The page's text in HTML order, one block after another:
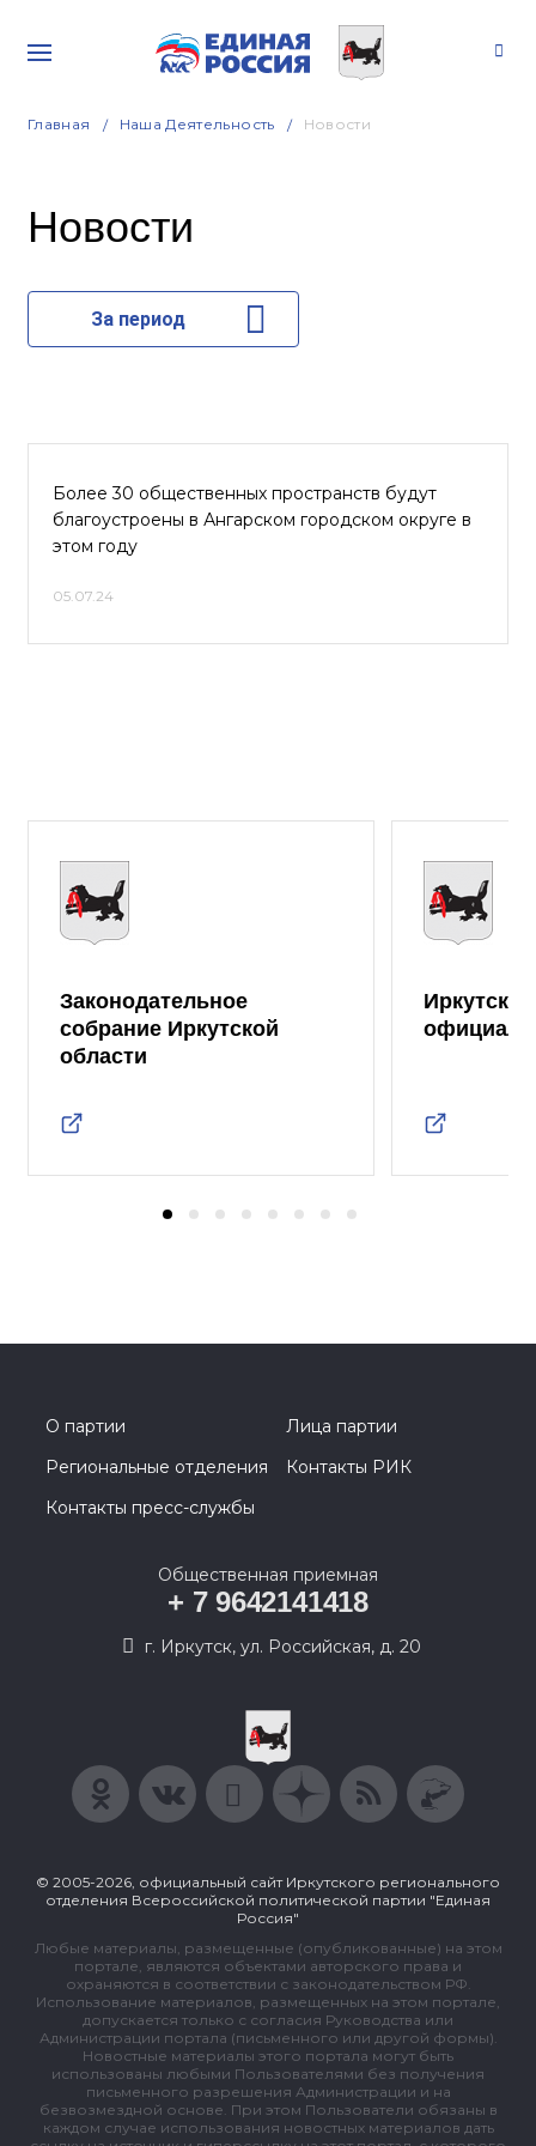
Главная Наша Деятельность Новости
Новости
За период
Более 30 общественных пространств будут
благоустроены в Ангарском городском округе в
этом году
05.07.24
Законодательное
собрание Иркутской
области
О партии
Лица партии
Региональные отделения
Контакты РИК
Контакты пресс-службы
Общественная приемная
+ 7 9642141418
г. Иркутск, ул. Российская, д. 20
© 2005-2026, официальный сайт Иркутского регионального
отделения Всероссийской политической партии "Единая
Россия"
Любые материалы, размещенные (опубликованные) на этом
портале, являются объектами авторского права и
охраняются в соответствии с законодательством РФ.
Использование материалов, размещенных на этом портале,
допускается только с согласия Руководства или
Администрации портала (письменного или другой формы).
Новостные материалы этого портала могут быть
использованы любыми Пользователями без получения
письменного разрешения Администрации и на
безвозмездной основе. При этом Пользователи обязаны в
каждом случае использования новостных материалов дать